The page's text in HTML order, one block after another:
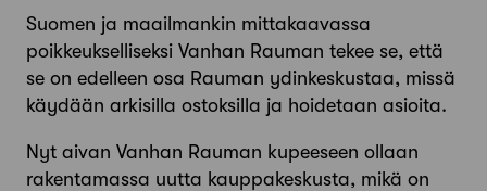
Suomen ja maailmankin mittakaavassa
poikkeukselliseksi Van­han Rauman tekee se, että
se on edelleen osa Rauman ydin­keskustaa, missä
käydään arkisilla ostoksilla ja hoidetaan asioita.
Nyt aivan Vanhan Rauman kupeeseen ollaan
rakentamassa uutta kauppakeskusta, mikä on